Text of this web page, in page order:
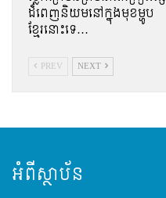
ដ៏ពេញនិយមនៅក្នុងមុខម្ហូប
ខ្មែរនោះទេ…
PREV NEXT
អំពីស្ថាប័ន